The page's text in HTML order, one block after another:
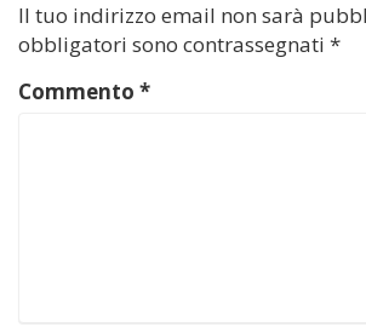
Il tuo indirizzo email non sarà
obbligatori sono contrassegnati *
Commento *